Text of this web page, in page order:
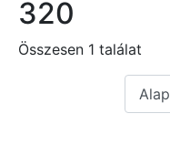
320
Összesen 1 találat